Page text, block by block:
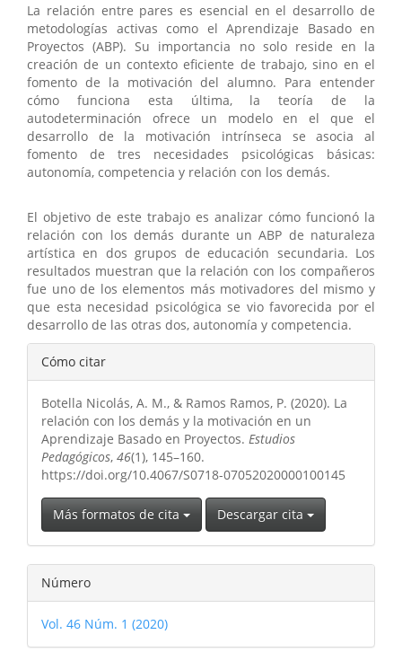
La relación entre pares es esencial en el desarrollo de
metodologías activas como el Aprendizaje Basado en
Proyectos (ABP). Su importancia no solo reside en la
creación de un contexto eficiente de trabajo, sino en el
fomento de la motivación del alumno. Para entender
cómo funciona esta última, la teoría de la
autodeterminación ofrece un modelo en el que el
desarrollo de la motivación intrínseca se asocia al
fomento de tres necesidades psicológicas básicas:
autonomía, competencia y relación con los demás.
El objetivo de este trabajo es analizar cómo funcionó la
relación con los demás durante un ABP de naturaleza
artística en dos grupos de educación secundaria. Los
resultados muestran que la relación con los compañeros
fue uno de los elementos más motivadores del mismo y
que esta necesidad psicológica se vio favorecida por el
desarrollo de las otras dos, autonomía y competencia.
Detalles
del
artículo
Cómo citar
Botella Nicolás, A. M., & Ramos Ramos, P. (2020). La
relación con los demás y la motivación en un
Aprendizaje Basado en Proyectos. Estudios
Pedagógicos, 46(1), 145–160.
https://doi.org/10.4067/S0718-07052020000100145
Más formatos de cita Descargar cita
Número
Vol. 46 Núm. 1 (2020)